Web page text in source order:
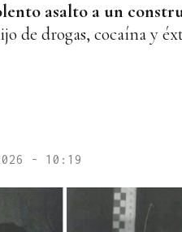
asalto a un
de drogas, cocaína y
- 10:19